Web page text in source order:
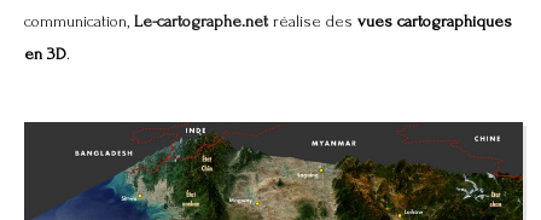
communication, Le-cartographe.netréalise des vues cartographiques
en 3D.